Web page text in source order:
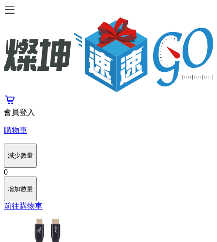
會員登入
購物車
減少數量
0
增加數量
前往購物車